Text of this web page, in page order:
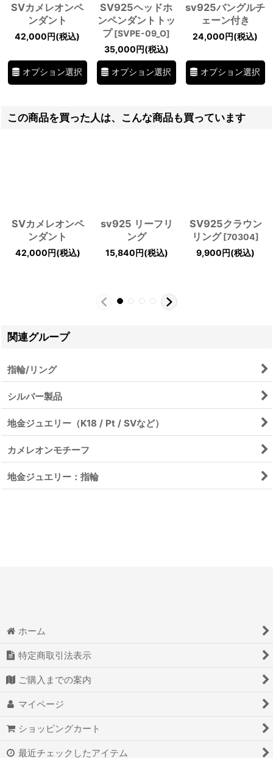
SVカメレオンペ
ンダント
42,000円(税込)
オプション選択
SV925ヘッドホ
ンペンダントトッ
プ [SVPE-09_O]
35,000円(税込)
オプション選択
sv925バングルチ
ェーン付き
24,000円(税込)
オプション選択
この商品を買った人は、こんな商品も買っています
SVカメレオンペ
ンダント
42,000円(税込)
sv925 リーフリ
ング
15,840円(税込)
SV925クラウン
リング [70304]
9,900円(税込)
関連グループ
指輪/リング
シルバー製品
地金ジュエリー（K18 / Pt / SVなど）
カメレオンモチーフ
地金ジュエリー：指輪
ホーム
特定商取引法表示
ご購入までの案内
マイページ
ショッピングカート
最近チェックしたアイテム